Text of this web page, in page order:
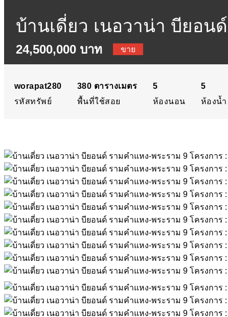
บ้านเดี่ยว เนอวาน่า บียอน
ถนนพระราม 9 แขวงสวนห
24,500,000 บาท ขาย
worapat280
รหัสทรัพย์
380 ตารางเมตร
พื้นที่ใช้สอย
5
ห้องนอน
5
ห้องน้ำ